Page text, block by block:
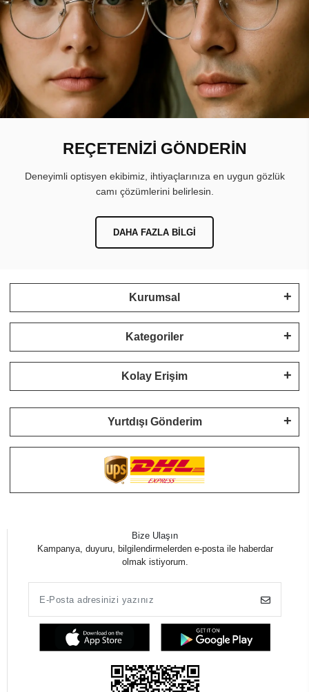
REÇETENİZİ GÖNDERİN
Deneyimli optisyen ekibimiz, ihtiyaçlarınıza en uygun gözlük
camı çözümlerini belirlesin.
DAHA FAZLA BILGI
Kurumsal
Kategoriler
Kolay Erişim
Yurtdışı Gönderim
Bize Ulaşın
Kampanya, duyuru, bilgilendirmelerden e-posta ile haberdar
olmak istiyorum.